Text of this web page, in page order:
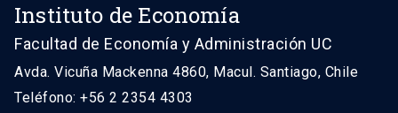
Instituto de Economía
Facultad de Economía y Administración UC
Avda. Vicuña Mackenna 4860, Macul. Santiago, Chile
Teléfono: +56 2 2354 4303